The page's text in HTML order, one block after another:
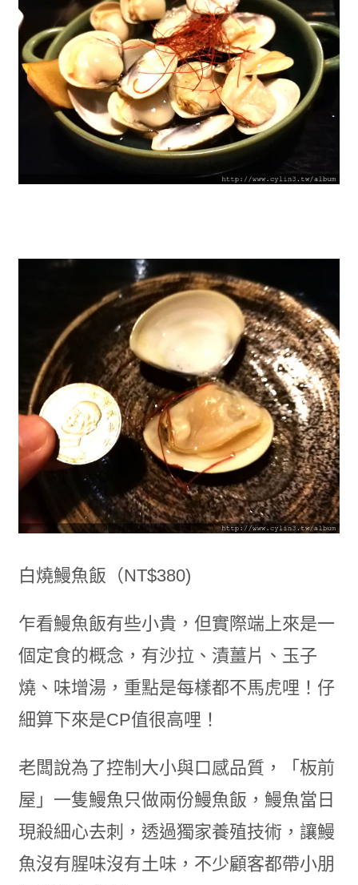
白燒鰻魚飯（NT$380)
乍看鰻魚飯有些小貴，但實際端上來是一
個定食的概念，有沙拉、漬薑片、玉子
燒、味增湯，重點是每樣都不馬虎哩！仔
細算下來是CP值很高哩！
老闆說為了控制大小與口感品質，「板前
屋」一隻鰻魚只做兩份鰻魚飯，鰻魚當日
現殺細心去刺，透過獨家養殖技術，讓鰻
魚沒有腥味沒有土味，不少顧客都帶小朋